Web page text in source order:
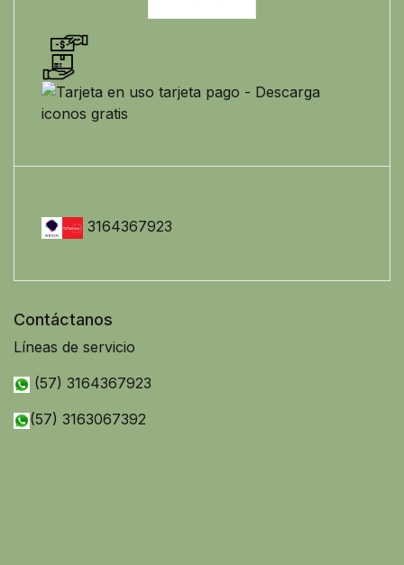
3164367923
Contáctanos
Líneas de servicio
(57) 3164367923
(57) 3163067392